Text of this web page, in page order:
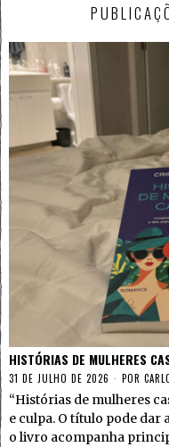
HISTÓRIAS DE MULHERES
31 DE JULHO DE 2026 POR
“Histórias de mulheres
e culpa. O título pode dar
o livro acompanha